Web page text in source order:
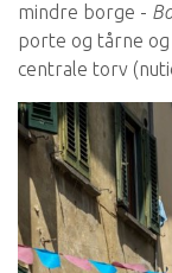
mindre borge -
porte og tårne
centrale torv